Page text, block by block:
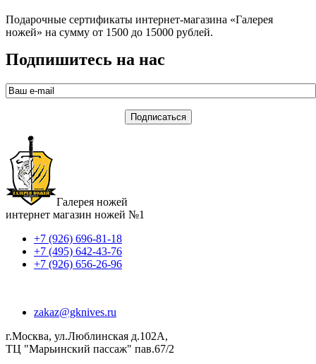
Подарочные сертификаты интернет-магазина «Галерея
ножей» на сумму от 1500 до 15000 рублей.
Подпишитесь на нас
Галерея ножей
интернет магазин ножей №1
+7 (926) 696-81-18
+7 (495) 642-43-76
+7 (926) 656-26-96
zakaz@gknives.ru
г.Москва, ул.Люблинская д.102А,
ТЦ "Марьинский пассаж" пав.67/2